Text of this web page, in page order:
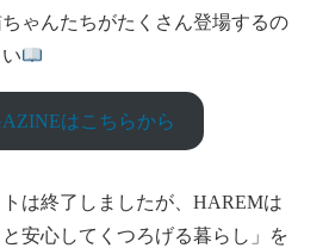
ゃんたちがたくさん登場するの
はこちらから
は終了しましたが、HAREMは
安心してくつろげる暮らし」を